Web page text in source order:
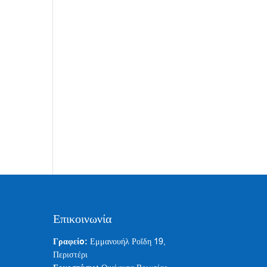
Επικοινωνία
Γραφείo: Εμμανουήλ Ροΐδη 19,
Περιστέρι